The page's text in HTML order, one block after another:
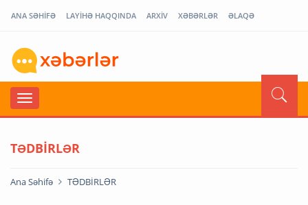
ANA SƏHİFƏ LAYİHƏ HAQQINDA ARXİV XƏBƏRLƏR ƏLAQƏ
TƏDBİRLƏR
Ana Səhifə TƏDBİRLƏR